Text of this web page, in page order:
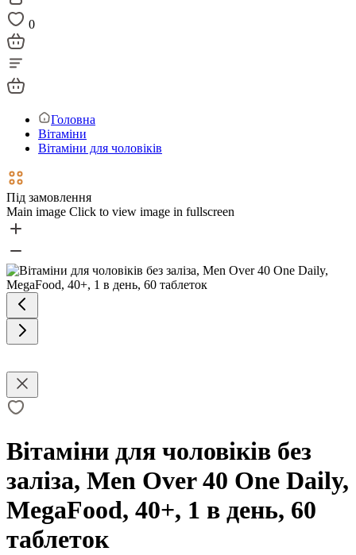
0
Головна
Вітаміни
Вітаміни для чоловіків
Під замовлення
Main image Click to view image in fullscreen
Вітаміни для чоловіків без
заліза, Men Over 40 One Daily,
MegaFood, 40+, 1 в день, 60
таблеток